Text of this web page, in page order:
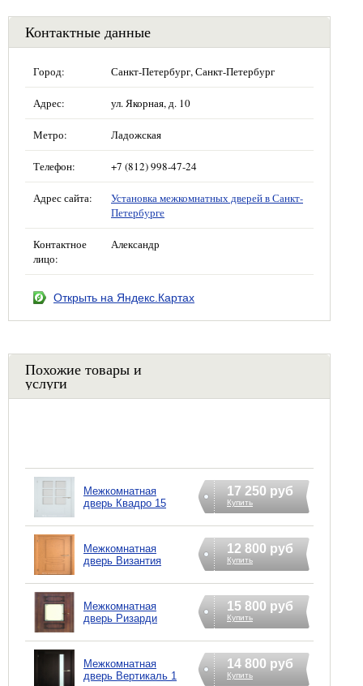
Контактные данные
Город: Санкт-Петербург, Санкт-Петербург
Адрес: ул. Якорная, д. 10
Метро: Ладожская
Телефон: +7 (812) 998-47-24
Адрес сайта:
Установка межкомнатных дверей в Санкт-
Петербурге
Контактное
лицо:
Александр
Открыть на Яндекс.Картах
Похожие товары и
услуги
Межкомнатная
дверь Квадро 15
17 250 руб
Купить
Межкомнатная
дверь Византия
12 800 руб
Купить
Межкомнатная
дверь Ризарди
15 800 руб
Купить
Межкомнатная
дверь Вертикаль 1
14 800 руб
Купить